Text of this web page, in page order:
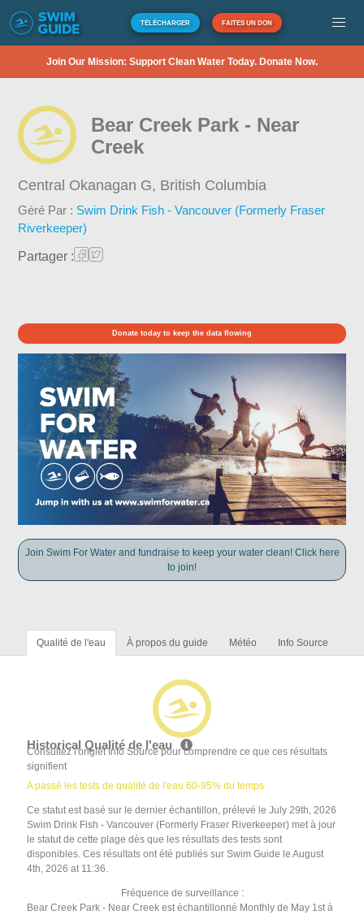
TÉLÉCHARGER FAITES UN DON
Join Our Mission: Support Clean Water Today. Donate Now.
Bear Creek Park - Near
Creek
Central Okanagan G, British Columbia
Géré Par : Swim Drink Fish - Vancouver (Formerly Fraser
Riverkeeper)
Partager :
Donate today to keep the data flowing
Join Swim For Water and fundraise to keep your water clean! Click here
to join!
Qualité de l'eau À propos du guide Météo Info Source
Historical Qualité de l'eau
Consultez l'onglet Info Source pour comprendre ce que ces résultats
signifient
A passé les tests de qualité de l'eau 60-95% du temps
Ce statut est basé sur le dernier échantillon, prélevé le July 29th, 2026
Swim Drink Fish - Vancouver (Formerly Fraser Riverkeeper) met à jour
le statut de cette plage dès que les résultats des tests sont
disponibles. Ces résultats ont été publiés sur Swim Guide le August
4th, 2026 at 11:36.
Fréquence de surveillance :
Bear Creek Park - Near Creek est échantillonné Monthly de May 1st à